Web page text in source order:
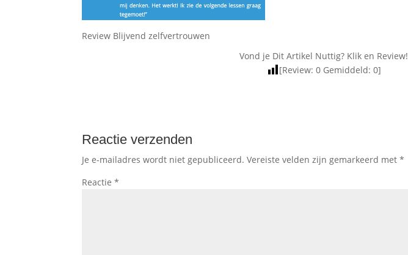
Review Blijvend zelfvertrouwen
Vond je Dit Artikel Nuttig? Klik en Review!
[Review: 0Gemiddeld: 0]
Reactie verzenden
Je e-mailadres wordt niet gepubliceerd. Vereiste velden zijn gemarkeerd met*
Reactie*